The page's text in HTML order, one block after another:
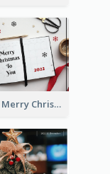
Minimal Merry Christmas To You Postcard